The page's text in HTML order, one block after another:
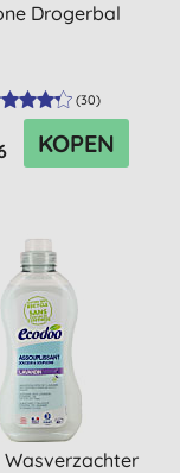
Drogerbal
(30)
KOPEN
Wasverzachter